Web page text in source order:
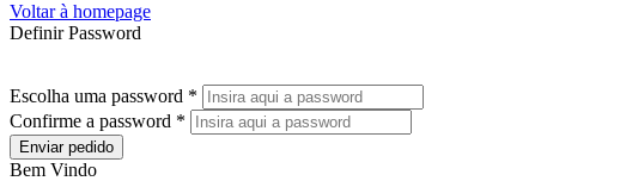
Voltar à homepage
Definir Password
Escolha uma password *
Confirme a password *
Enviar pedido
Bem Vindo